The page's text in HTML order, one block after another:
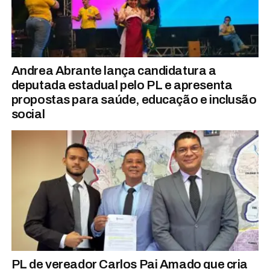
Andrea Abrante lança candidatura a
deputada estadual pelo PL e apresenta
propostas para saúde, educação e inclusão
social
PL de vereador Carlos Pai Amado que cria